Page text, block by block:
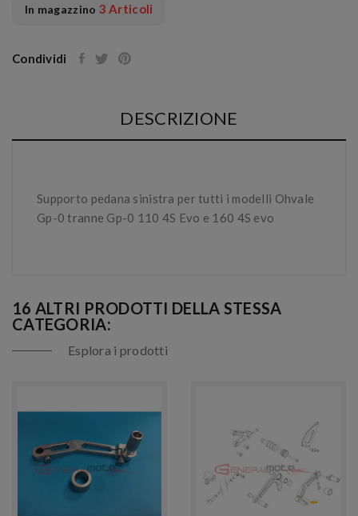
In magazzino 3 Articoli
Condividi
DESCRIZIONE
Supporto pedana sinistra per tutti i modelli Ohvale
Gp-0 tranne Gp-0 110 4S Evo e 160 4S evo
16 ALTRI PRODOTTI DELLA STESSA
CATEGORIA:
Esplora i prodotti